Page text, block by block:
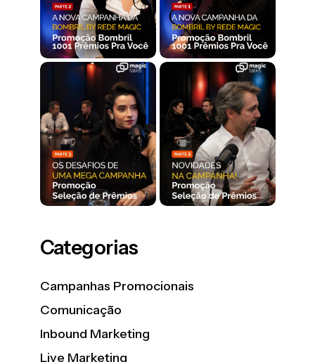
Categorias
Campanhas Promocionais
Comunicação
Inbound Marketing
Live Marketing